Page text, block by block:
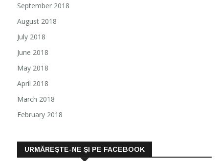
September 2018
August 2018
July 2018
June 2018
May 2018
April 2018
March 2018
February 2018
URMĂREȘTE-NE ȘI PE FACEBOOK